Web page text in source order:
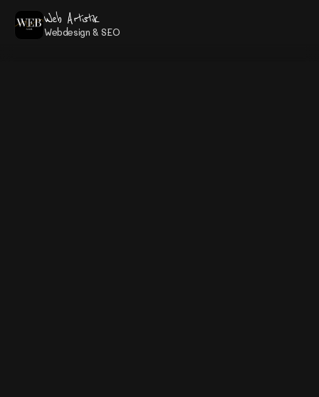
Web Artistik
Webdesign & SEO